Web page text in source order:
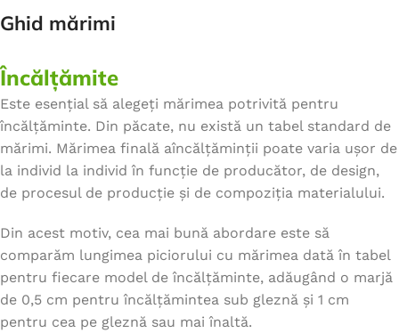
Ghid mărimi
Încălțămite
Este esențial să alegeți mărimea potrivită pentru
încălțăminte. Din păcate, nu există un tabel standard de
mărimi. Mărimea finală aîncălțăminții poate varia ușor de
la individ la individ în funcție de producător, de design,
de procesul de producție și de compoziția materialului.
Din acest motiv, cea mai bună abordare este să
comparăm lungimea piciorului cu mărimea dată în tabel
pentru fiecare model de încălțăminte, adăugând o marjă
de 0,5 cm pentru încălțămintea sub gleznă și 1 cm
pentru cea pe gleznă sau mai înaltă.